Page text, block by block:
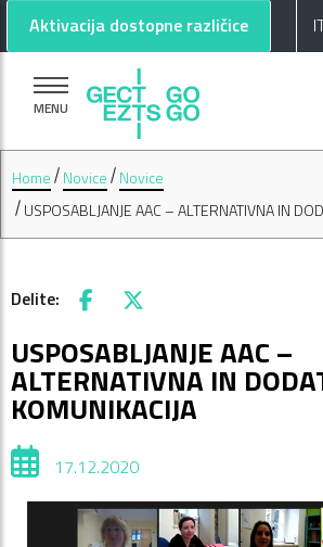
Pojdi na glavno vsebino
Pojdi na nogo strani
Aktivacija dostopne različice
MENU
Home Novice
Novice
USPOSABLJANJE AAC – ALTERNATIVNA IN
Delite: Facebook
X
USPOSABLJANJE AAC –
ALTERNATIVNA IN
KOMUNIKACIJA
17.12.2020